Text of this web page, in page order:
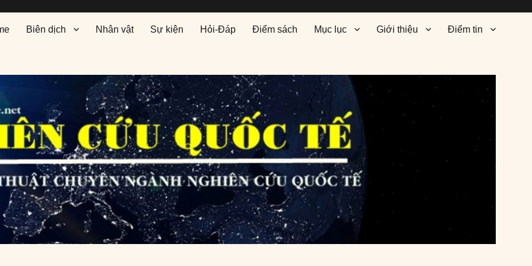
Biên dịch Nhân vật Sự kiện Hỏi-Đáp Điểm sách Mục lục Giới thiệu Điểm tin